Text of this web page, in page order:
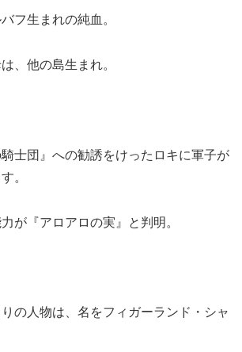
フ生まれの純血。
、他の島生まれ。
士団』への勧誘をけったロキに軍子が
。
が『アロアロの実』と判明。
の人物は、名をフィガーランド・シャ